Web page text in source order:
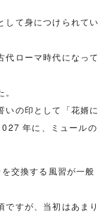
して身につけられてい
代ローマ時代になって
いの印として「花婿に
年に、ミュールの
交換する風習が一般
ですが、当初はあまり